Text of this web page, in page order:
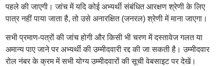
पहले की जाएगी। जांच में यदि कोई अभ्यर्थी संबंधित आरक्षण श्रेणी के लिए
पात्र नहीं पाया जाता है, तो उसे अनारक्षित (जनरल) श्रेणी में माना जाएगा।
सभी प्रमाण-पत्रों की जांच होगी और किसी भी चरण में दस्तावेज गलत या
अमान्य पाए जाने पर अभ्यर्थी की उम्मीदवारी रद्द की जा सकती है। उम्मीदवार
रोल नंबर के क्रम में सभी योग्य उम्मीदवारों की सूची वेबसाइट पर देखें।